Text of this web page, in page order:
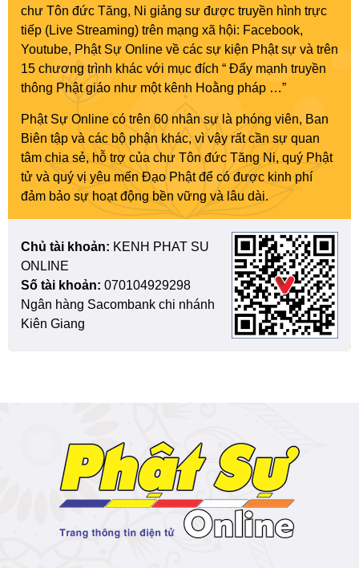
chư Tôn đức Tăng, Ni giảng sư được truyền hình trực
tiếp (Live Streaming) trên mạng xã hội: Facebook,
Youtube, Phật Sự Online về các sự kiện Phật sự và trên
15 chương trình khác với mục đích “ Đẩy mạnh truyền
thông Phật giáo như một kênh Hoằng pháp …”
Phật Sự Online có trên 60 nhân sự là phóng viên, Ban
Biên tập và các bộ phận khác, vì vậy rất cần sự quan
tâm chia sẻ, hỗ trợ của chư Tôn đức Tăng Ni, quý Phật
tử và quý vị yêu mến Đạo Phật để có được kinh phí
đảm bảo sự hoạt động bền vững và lâu dài.
Chủ tài khoản: KENH PHAT SU
ONLINE
Số tài khoản: 070104929298
Ngân hàng Sacombank chi nhánh
Kiên Giang